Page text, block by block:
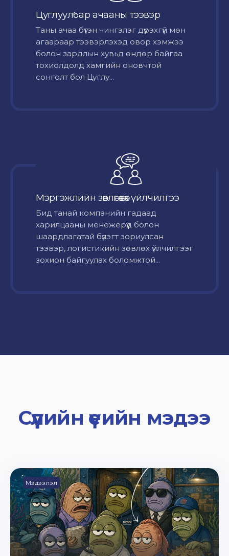
Цуглуулбар ачааны тээвэр
Таны ачаа бүтэн чингэлэг дүүрэхгүй мөн
агаараар тээвэрлэхэд овор хэмжээ
болон зардлын хувьд өндөр байгаа
тохиолдолд хамгийн оновчтой
сонголт бол Цуглу...
Мэргэжлийн зөвлөгөө өгөх үйлчилгээ
Бид танай компанийн гадаад
харилцааны менежерүүд болон
шаардлагатай бүлэгт зориулсан
тээвэр, логистикийн зөвлөх үйлчилгээг
зохион байгуулах боломжтой...
Сүүлийн үеийн мэдээ
Мэдээлэл